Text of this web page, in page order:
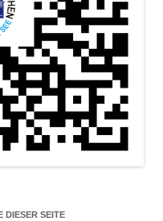
DIESER SEITE